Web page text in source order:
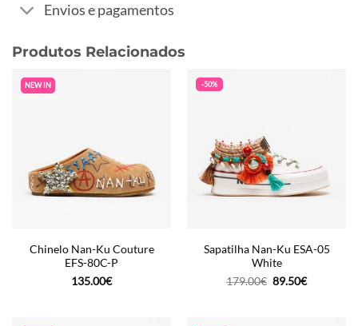
Envios e pagamentos
Produtos Relacionados
NEW IN
Chinelo Nan-Ku Couture
EFS-80C-P
135.00€
-50%
Sapatilha Nan-Ku ESA-05
White
179.00€ O
89.50€O